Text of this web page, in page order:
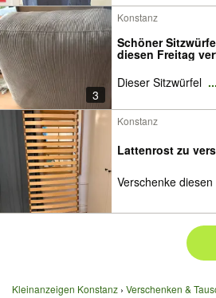
3
Konstanz
Schöner
diesen Freitag
Dieser Sitzwürfel ...
Konstanz
Lattenrost zu
Verschenke
Kleinanzeigen Konstanz Verschenken &